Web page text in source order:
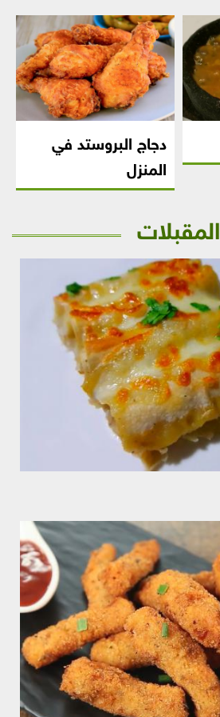
دجاج البروستد في
المنزل
المقبلات